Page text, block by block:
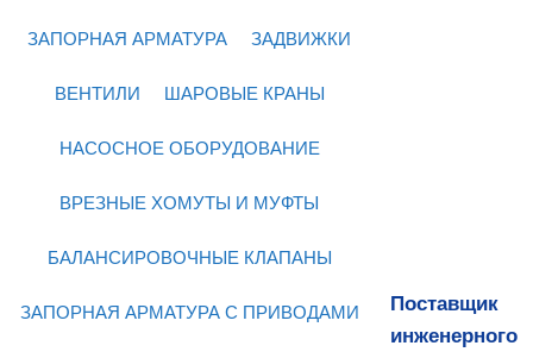
ЗАПОРНАЯ АРМАТУРА ЗАДВИЖКИ
ВЕНТИЛИ ШАРОВЫЕ КРАНЫ
НАСОСНОЕ ОБОРУДОВАНИЕ
ВРЕЗНЫЕ ХОМУТЫ И МУФТЫ
БАЛАНСИРОВОЧНЫЕ КЛАПАНЫ
ЗАПОРНАЯ АРМАТУРА С ПРИВОДАМИ
Поставщик
инженерного